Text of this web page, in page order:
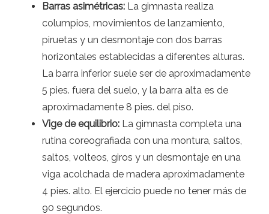
Barras asimétricas: La gimnasta realiza
columpios, movimientos de lanzamiento,
piruetas y un desmontaje con dos barras
horizontales establecidas a diferentes alturas.
La barra inferior suele ser de aproximadamente
5 pies. fuera del suelo, y la barra alta es de
aproximadamente 8 pies. del piso.
Vige de equilibrio: La gimnasta completa una
rutina coreografiada con una montura, saltos,
saltos, volteos, giros y un desmontaje en una
viga acolchada de madera aproximadamente
4 pies. alto. El ejercicio puede no tener más de
90 segundos.